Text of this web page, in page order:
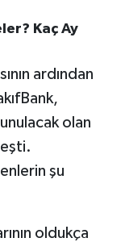
Kaç Ay
ardından
olan
şu
oldukça